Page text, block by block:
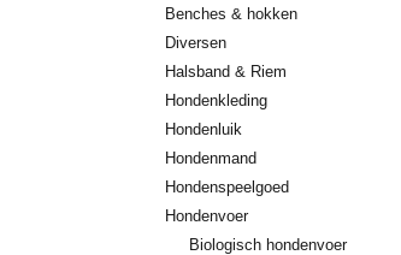
Benches & hokken
Diversen
Halsband & Riem
Hondenkleding
Hondenluik
Hondenmand
Hondenspeelgoed
Hondenvoer
Biologisch hondenvoer